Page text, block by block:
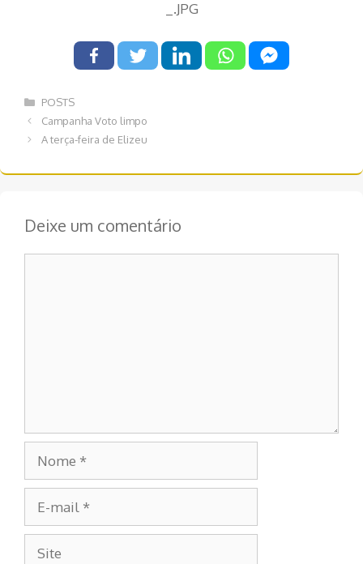
Categorias
POSTS
Navegação
Campanha Voto limpo
A terça-feira de Elizeu
Deixe um comentário
mail